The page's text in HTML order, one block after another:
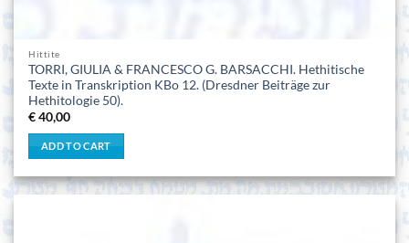
Hittite
TORRI, GIULIA & FRANCESCO G. BARSACCHI. Hethitische
Texte in Transkription KBo 12. (Dresdner Beiträge zur
Hethitologie 50).
€40,00
ADD TO CART